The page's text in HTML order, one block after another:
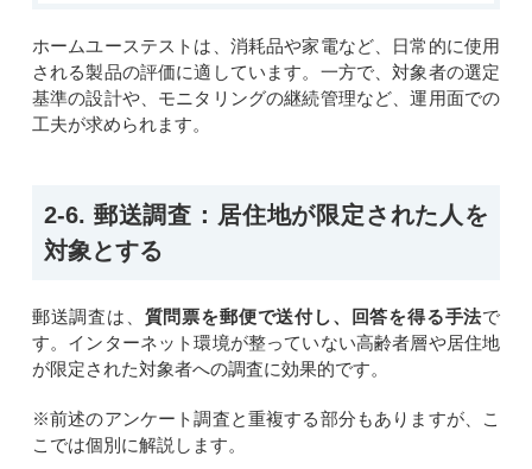
ホームユーステストは、消耗品や家電など、日常的に使用
される製品の評価に適しています。一方で、対象者の選定
基準の設計や、モニタリングの継続管理など、運用面での
工夫が求められます。
2-6. 郵送調査：居住地が限定された人を
対象とする
郵送調査は、 質問票を郵便で送付し、回答を得る手法で
す。インターネット環境が整っていない高齢者層や居住地
が限定された対象者への調査に効果的です。
※前述のアンケート調査と重複する部分もありますが、こ
こでは個別に解説します。